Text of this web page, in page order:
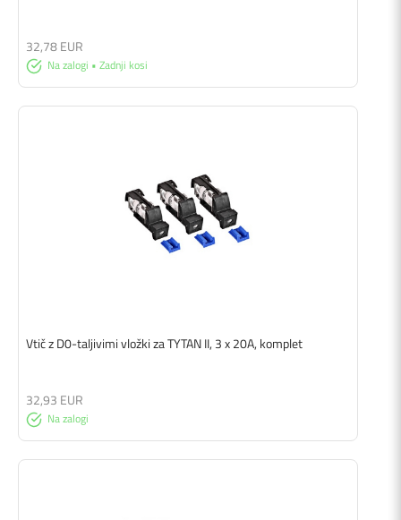
Na zalogi • Zadnji kosi
32,78 EUR
Vtič z D0-taljivimi vložki za TYTAN II, 3 x 20A, komplet
Na zalogi
32,93 EUR